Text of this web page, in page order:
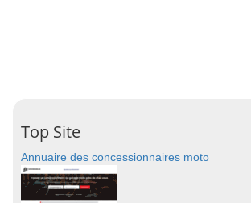
Top Site
Annuaire des concessionnaires moto